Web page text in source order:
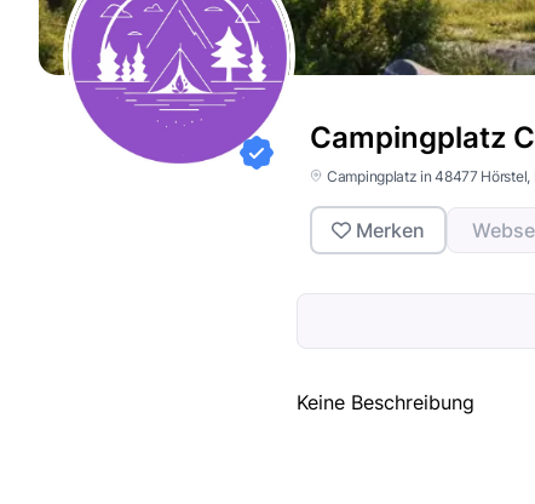
Campingplatz
Campingplatz in 48477 Hörstel,
Merken
Keine Beschreibung